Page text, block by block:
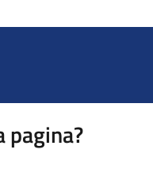
pagina?